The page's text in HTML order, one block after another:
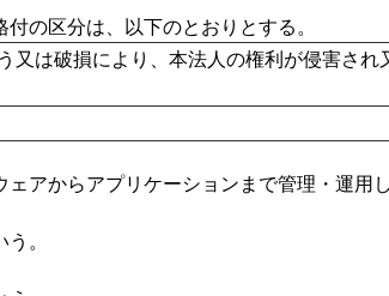
の区分は、以下のとおりとする。
は破損により、本法人の権利が侵害され
からアプリケーションまで管理・運用
。